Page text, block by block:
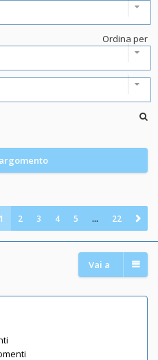
Ordina per
1 2 3 4 5 … 22
Vai a